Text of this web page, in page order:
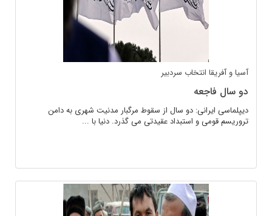
آسیا و آفریقا انتخاب سردبیر
دو سال فاجعه
دیپلماسی ایرانی: دو سال از سقوط مرگبار مدنیت شهری به دامن
تروریسم قومی و استبداد عقیدتی می گذرد. دنیا با ...